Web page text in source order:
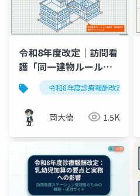
令和8年度改定｜訪問看
護「同一建物ルール」
完全解剖令和8年度診療報酬改定
岡大徳 1.5K